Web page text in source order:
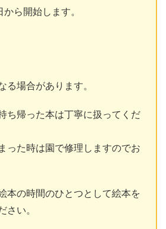
ら開始します。
場合があります。
ち帰った本は丁寧に扱ってくだ
った時は園で修理しますのでお
本の時間のひとつとして絵本を
さい。